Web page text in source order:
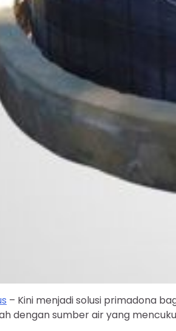
– Kini menjadi solusi primadona
dengan sumber air yang